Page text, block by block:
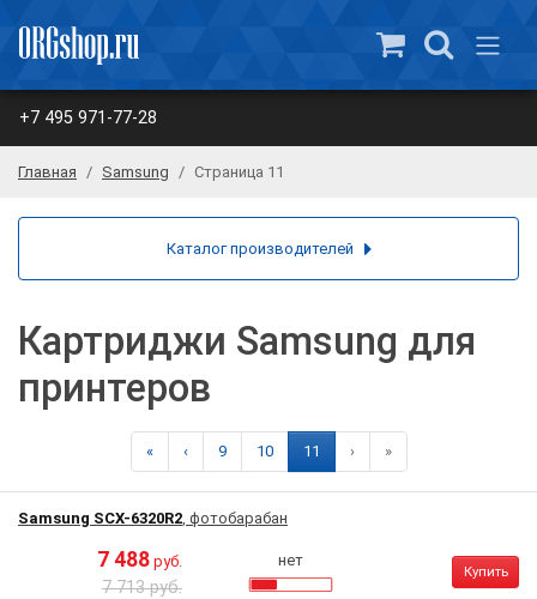
+7 495 971-77-28
Главная Samsung Страница 11
Картриджи Samsung для
принтеров
« ‹ 9 10 11 › »
Samsung SCX-6320R2, фотобарабан
7 488 руб.
7 713 руб.
нет
Купить